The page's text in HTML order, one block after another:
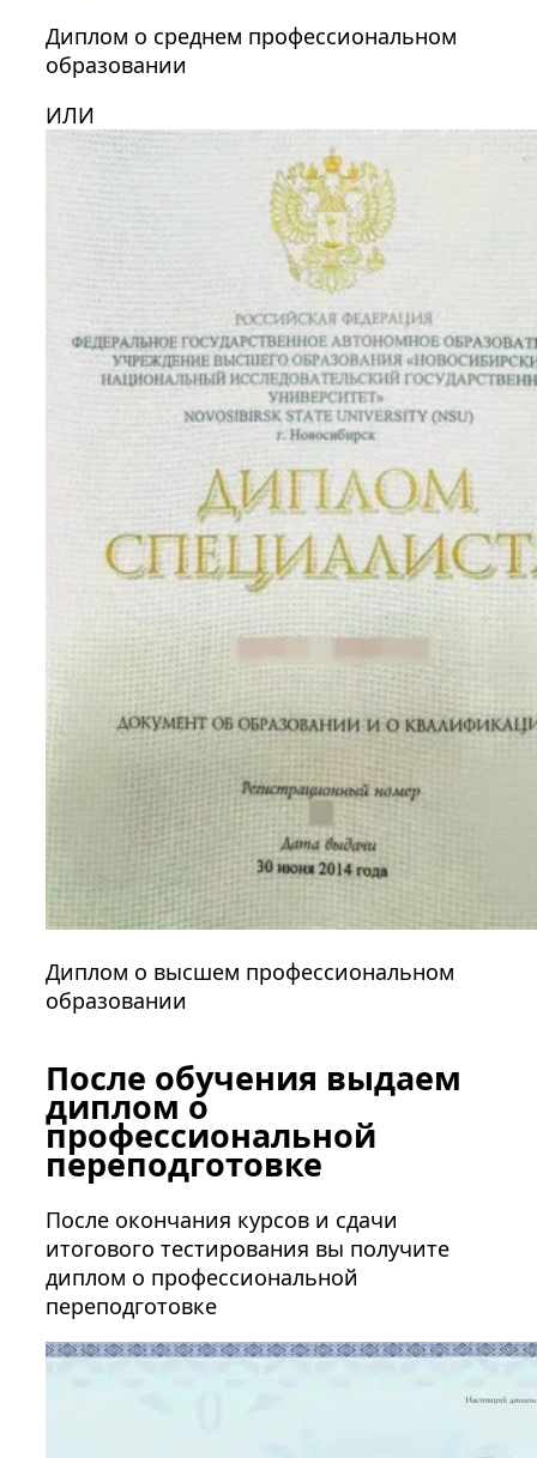
Диплом о среднем профессиональном
образовании
ИЛИ
Диплом о высшем профессиональном
образовании
После обучения выдаем
диплом о
профессиональной
переподготовке
После окончания курсов и сдачи
итогового тестирования вы получите
диплом о профессиональной
переподготовке